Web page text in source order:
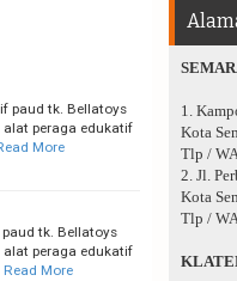
paud tk. Bellatoys
alat peraga edukatif
More
tk. Bellatoys
alat peraga edukatif
Read More
1.
Kota
Tlp /
2. Jl.
Kota
Tlp /